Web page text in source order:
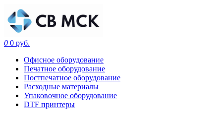
0 0 руб.
Офисное оборудование
Печатное оборудование
Постпечатное оборудование
Расходные материалы
Упаковочное оборудование
DTF принтеры